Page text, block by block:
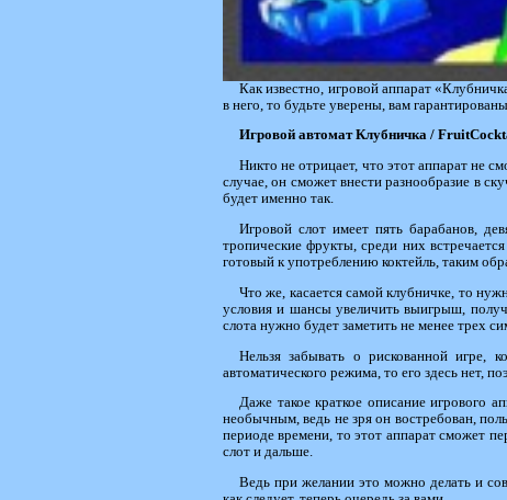
Как известно, игровой аппарат
в него, то будьте уверены, вам
Игровой автомат Клубничка / Fruit
Никто не отрицает, что этот аппарат не
случае, он сможет внести разнообразие в
будет именно так.
Игровой слот имеет пять барабанов,
тропические фрукты, среди них
готовый к употреблению коктейль, таким
Что же, касается самой клубничке, то
условия и шансы увеличить выигрыш,
слота нужно будет заметить не менее трех
Нельзя забывать о рискованной игре,
автоматического режима, то его здесь нет,
Даже такое краткое описание игрового
необычным, ведь не зря он востребован,
периоде времени, то этот аппарат сможет
слот и дальше.
Ведь при желании это можно делать и